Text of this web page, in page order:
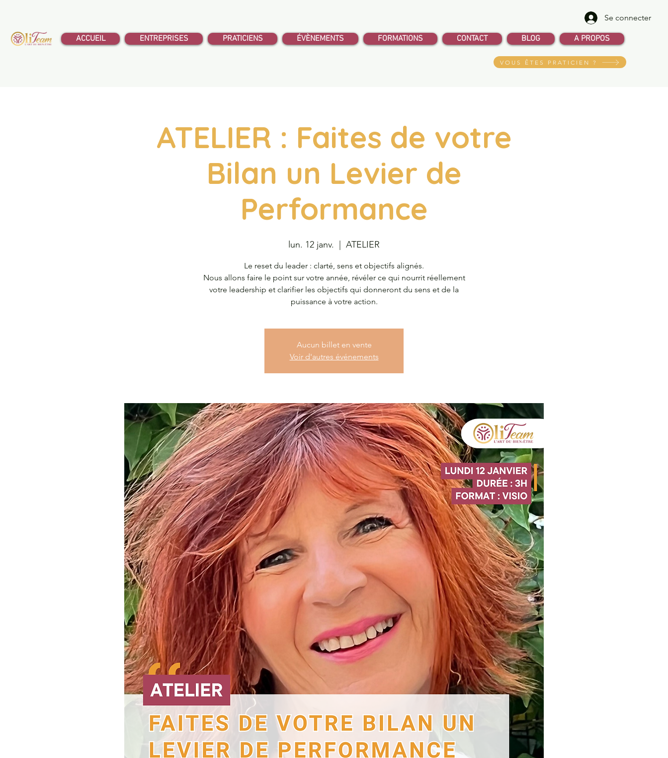
Se connecter
ACCUEIL ENTREPRISES PRATICIENS ÉVÈNEMENTS FORMATIONS CONTACT BLOG A PROPOS
VOUS ÊTES PRATICIEN ?
ATELIER : Faites de votre
Bilan un Levier de
Performance
lun. 12 janv. ATELIER
Le reset du leader : clarté, sens et objectifs alignés.
Nous allons faire le point sur votre année, révéler ce qui nourrit réellement
votre leadership et clarifier les objectifs qui donneront du sens et de la
Aucun billet en vente
Voir d'autres événements